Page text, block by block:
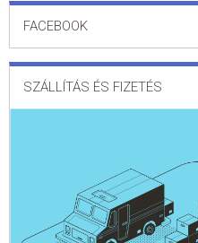
FACEBOOK
SZÁLLÍTÁS ÉS FIZETÉS